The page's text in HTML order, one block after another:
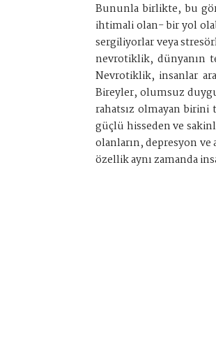
Bununla birlikte, bu
ihtimali olan- bir yol
sergiliyorlar veya
nevrotiklik, dünyanın
Nevrotiklik, insanlar
Bireyler, olumsuz
rahatsız olmayan
güçlü hisseden ve
olanların, depresyon
özellik aynı zamanda